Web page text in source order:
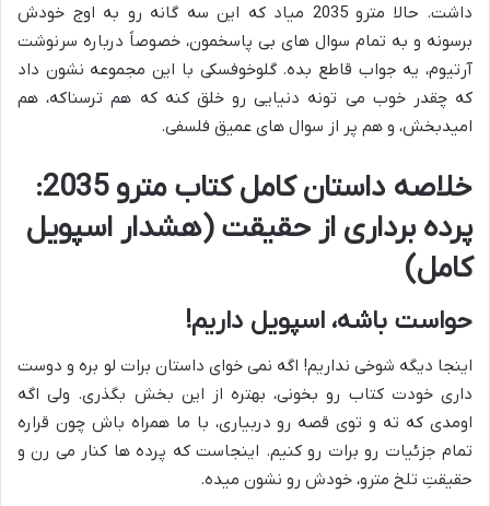
داشت. حالا مترو 2035 میاد که این سه گانه رو به اوج خودش
برسونه و به تمام سوال های بی پاسخمون، خصوصاً درباره سرنوشت
آرتیوم، یه جواب قاطع بده. گلوخوفسکی با این مجموعه نشون داد
که چقدر خوب می تونه دنیایی رو خلق کنه که هم ترسناکه، هم
امیدبخش، و هم پر از سوال های عمیق فلسفی.
خلاصه داستان کامل کتاب مترو 2035:
پرده برداری از حقیقت (هشدار اسپویل
کامل)
حواست باشه، اسپویل داریم!
اینجا دیگه شوخی نداریم! اگه نمی خوای داستان برات لو بره و دوست
داری خودت کتاب رو بخونی، بهتره از این بخش بگذری. ولی اگه
اومدی که ته و توی قصه رو دربیاری، با ما همراه باش چون قراره
تمام جزئیات رو برات رو کنیم. اینجاست که پرده ها کنار می رن و
حقیقتِ تلخ مترو، خودش رو نشون میده.